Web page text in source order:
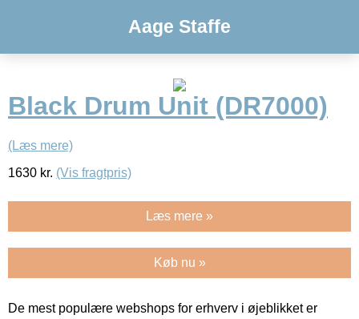
Aage Staffe
Black Drum Unit (DR7000)
(Læs mere)
1630 kr. (Vis fragtpris)
Læs mere »
Køb nu »
De mest populære webshops for erhverv i øjeblikket er